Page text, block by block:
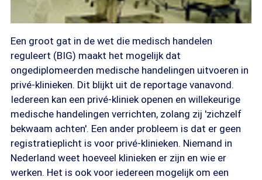
Een groot gat in de wet die medisch handelen
reguleert (BIG) maakt het mogelijk dat
ongediplomeerden medische handelingen uitvoeren in
privé-klinieken. Dit blijkt uit de reportage vanavond.
Iedereen kan een privé-kliniek openen en willekeurige
medische handelingen verrichten, zolang zij 'zichzelf
bekwaam achten'. Een ander probleem is dat er geen
registratieplicht is voor privé-klinieken. Niemand in
Nederland weet hoeveel klinieken er zijn en wie er
werken. Het is ook voor iedereen mogelijk om een